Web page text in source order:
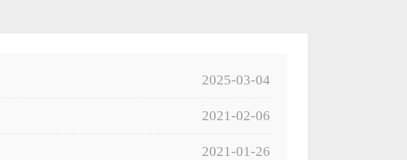
2025-03-04
2021-02-06
2021-01-26